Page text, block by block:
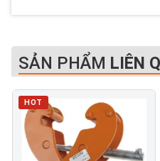
SẢN PHẨM LIÊN
HOT